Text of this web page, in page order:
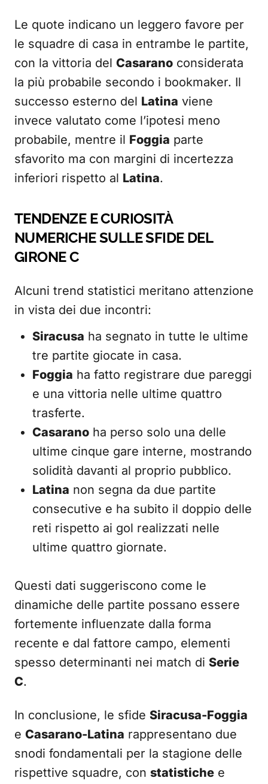
Le quote indicano un leggero favore per
le squadre di casa in entrambe le partite,
con la vittoria del Casarano considerata
la più probabile secondo i bookmaker. Il
successo esterno del Latina viene
invece valutato come l’ipotesi meno
probabile, mentre il Foggia parte
sfavorito ma con margini di incertezza
inferiori rispetto al Latina.
TENDENZE E CURIOSITÀ
NUMERICHE SULLE SFIDE DEL
GIRONE C
Alcuni trend statistici meritano attenzione
in vista dei due incontri:
Siracusa ha segnato in tutte le ultime
tre partite giocate in casa.
Foggia ha fatto registrare due pareggi
e una vittoria nelle ultime quattro
trasferte.
Casarano ha perso solo una delle
ultime cinque gare interne, mostrando
solidità davanti al proprio pubblico.
Latina non segna da due partite
consecutive e ha subito il doppio delle
reti rispetto ai gol realizzati nelle
ultime quattro giornate.
Questi dati suggeriscono come le
dinamiche delle partite possano essere
fortemente influenzate dalla forma
recente e dal fattore campo, elementi
spesso determinanti nei match di Serie
C.
In conclusione, le sfide Siracusa-Foggia
e Casarano-Latina rappresentano due
snodi fondamentali per la stagione delle
rispettive squadre, con statistiche e